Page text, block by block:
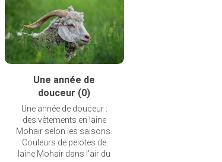
Une année de
douceur (0)
Une année de douceur :
des vêtements en laine
Mohair selon les saisons.
Couleurs de pelotes de
laine Mohair dans l'air du